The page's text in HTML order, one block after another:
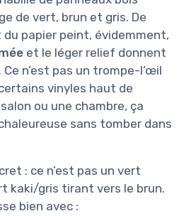
de vert, brun et gris. De
du papier peint, évidemment,
et le léger relief donnent
n’est pas un trompe-l’œil
vinyles haut de
ou une chambre, ça
sans tomber dans
: ce n’est pas un vert
kaki/gris tirant vers le brun.
bien avec :